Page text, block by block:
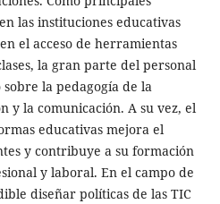
las instituciones educativas
el acceso de herramientas
la gran parte del personal
la pedagogía de la
y la comunicación. A su vez, el
educativas mejora el
y contribuye a su formación
y laboral. En el campo de
diseñar políticas de las TIC